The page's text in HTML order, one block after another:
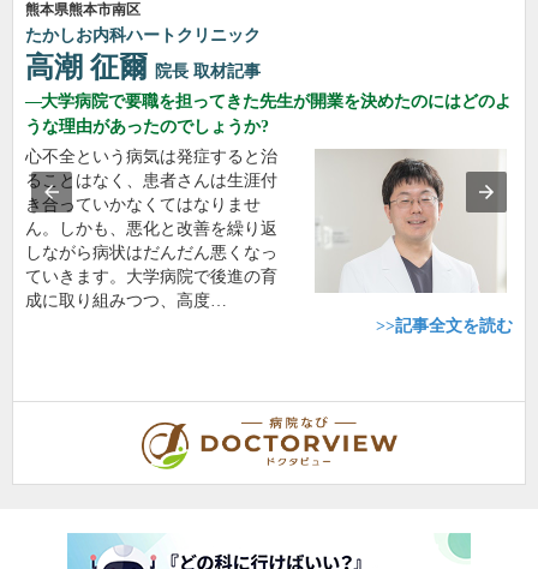
熊本県熊本市南区
たかしお内科ハートクリニック
高潮 征爾 院長 取材記事
大学病院で要職を担ってきた先生が開業を決めたのにはどのよ
うな理由があったのでしょうか?
心不全という病気は発症すると治
ることはなく、患者さんは生涯付
き合っていかなくてはなりませ
ん。しかも、悪化と改善を繰り返
しながら病状はだんだん悪くなっ
ていきます。大学病院で後進の育
成に取り組みつつ、高度…
>>記事全文を読む